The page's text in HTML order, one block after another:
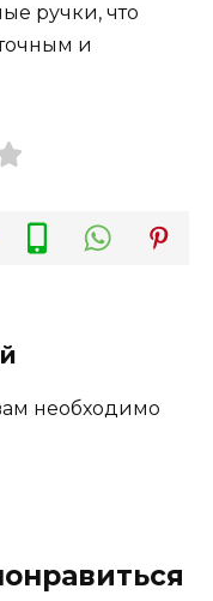
ручки, что
и
необходимо